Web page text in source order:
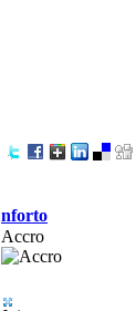
nforto
Accro